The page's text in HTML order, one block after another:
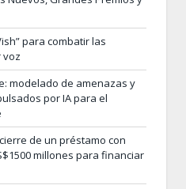
para combatir las
voz
modelado de amenazas y
por IA para el
de un préstamo con
millones para financiar